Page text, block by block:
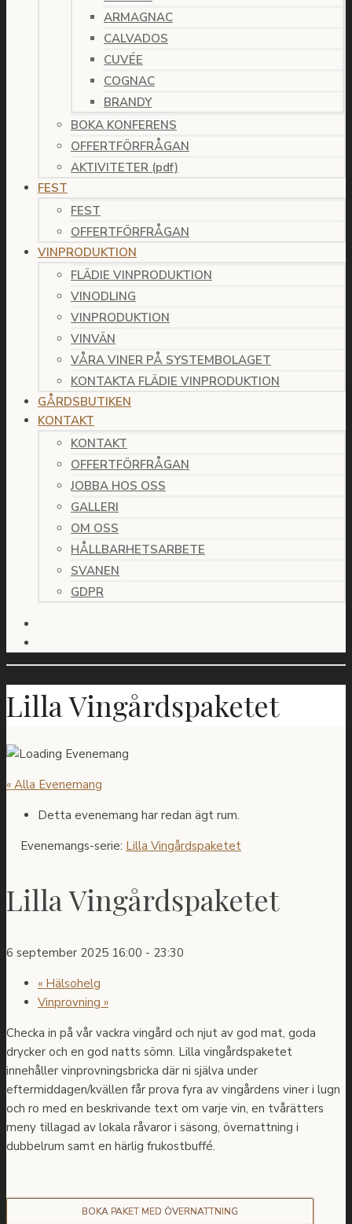
ARMAGNAC
CALVADOS
CUVÉE
COGNAC
BRANDY
BOKA KONFERENS
OFFERTFÖRFRÅGAN
AKTIVITETER (pdf)
FEST
FEST
OFFERTFÖRFRÅGAN
VINPRODUKTION
FLÄDIE VINPRODUKTION
VINODLING
VINPRODUKTION
VINVÄN
VÅRA VINER PÅ SYSTEMBOLAGET
KONTAKTA FLÄDIE VINPRODUKTION
GÅRDSBUTIKEN
KONTAKT
KONTAKT
OFFERTFÖRFRÅGAN
JOBBA HOS OSS
GALLERI
OM OSS
HÅLLBARHETSARBETE
SVANEN
GDPR
Lilla Vingårdspaketet
« Alla Evenemang
Detta evenemang har redan ägt rum.
Evenemangs-serie: Lilla Vingårdspaketet
Lilla Vingårdspaketet
6 september 2025 16:00 - 23:30
« Hälsohelg
Vinprovning »
Checka in på vår vackra vingård och njut av god mat, goda
drycker och en god natts sömn. Lilla vingårdspaketet
innehåller vinprovningsbricka där ni själva under
eftermiddagen/kvällen får prova fyra av vingårdens viner i lugn
och ro med en beskrivande text om varje vin, en tvårätters
meny tillagad av lokala råvaror i säsong, övernattning i
dubbelrum samt en härlig frukostbuffé.
BOKA PAKET MED ÖVERNATTNING